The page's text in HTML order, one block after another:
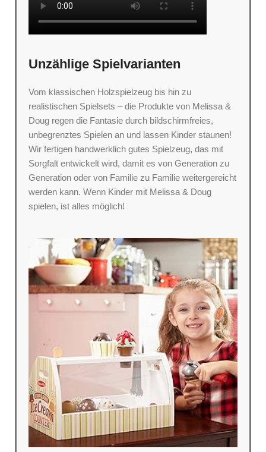
Unzählige Spielvarianten
Vom klassischen Holzspielzeug bis hin zu
realistischen Spielsets – die Produkte von Melissa &
Doug regen die Fantasie durch bildschirmfreies,
unbegrenztes Spielen an und lassen Kinder staunen!
Wir fertigen handwerklich gutes Spielzeug, das mit
Sorgfalt entwickelt wird, damit es von Generation zu
Generation oder von Familie zu Familie weitergereicht
werden kann. Wenn Kinder mit Melissa & Doug
spielen, ist alles möglich!